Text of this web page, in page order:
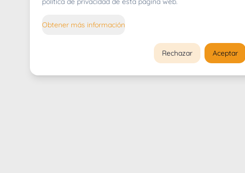
Obtener más información
Rechazar Aceptar